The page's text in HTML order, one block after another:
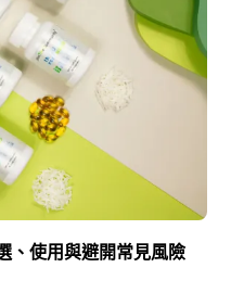
、使用與避開常見風險